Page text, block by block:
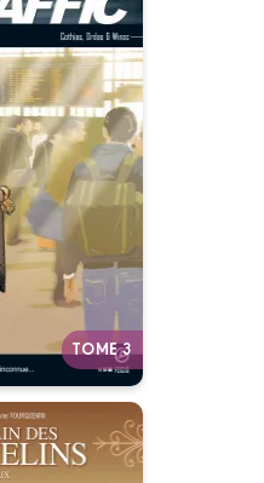
TOME 3
3
de parution :